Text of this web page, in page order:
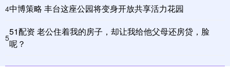
4中博策略 丰台这座公园将变身开放共享活力花园
5
51配资 老公住着我的房子，却让我给他父母还房贷，脸
呢？